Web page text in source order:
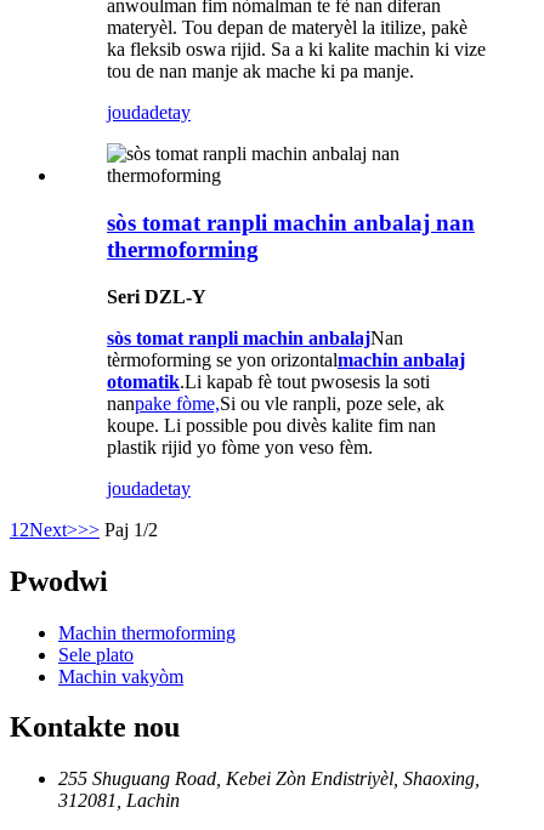
anwoulman fim nòmalman te fè nan diferan
materyèl. Tou depan de materyèl la itilize, pakè
ka fleksib oswa rijid. Sa a ki kalite machin ki vize
tou de nan manje ak mache ki pa manje.
joudadetay
sòs tomat ranpli machin anbalaj nan
thermoforming
Seri DZL-Y
sòs tomat ranpli machin anbalajNan
tèrmoforming se yon orizontalmachin anbalaj
otomatik.Li kapab fè tout pwosesis la soti
nanpake fòme,Si ou vle ranpli, poze sele, ak
koupe. Li possible pou divès kalite fim nan
plastik rijid yo fòme yon veso fèm.
joudadetay
1 2Next>>> Paj 1/2
Pwodwi
Machin thermoforming
Sele plato
Machin vakyòm
Kontakte nou
255 Shuguang Road, Kebei Zòn Endistriyèl, Shaoxing,
312081, Lachin